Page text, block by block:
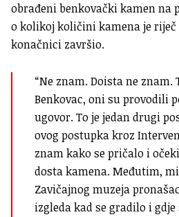
obrađeni benkovački kamen na
o kolikoj količini kamena je riječ
konačnici završio.
“Ne znam. Doista ne znam.
Benkovac, oni su provodili
ugovor. To je jedan drugi
ovog postupka kroz
znam kako se pričalo i
dosta kamena. Međutim,
Zavičajnog muzeja
izgleda kad se gradilo i